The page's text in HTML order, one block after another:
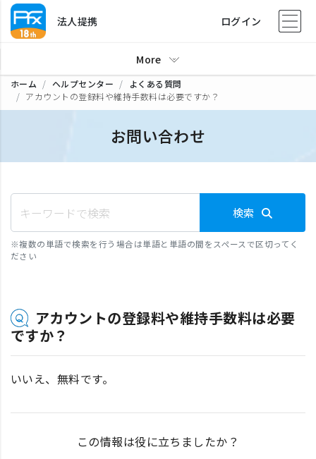
法人提携 ログイン
More
ホーム ヘルプセンター
よくある質問
アカウントの登録料や維持手数料は必要ですか？
お問い合わせ
検索
※複数の単語で検索を行う場合は単語と単語の間をスペースで区切ってく
ださい
アカウントの登録料や維持手数料は必要
ですか？
いいえ、無料です。
この情報は役に立ちましたか？